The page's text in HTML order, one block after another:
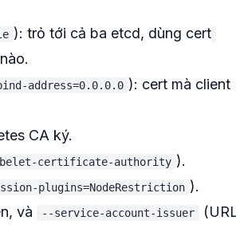
): trỏ tới cả ba etcd, dùng cert
address=0.0.0.0 ): cert mà client
CA ký.
certificate-authority ).
plugins=NodeRestriction ).
và --service-account-issuer